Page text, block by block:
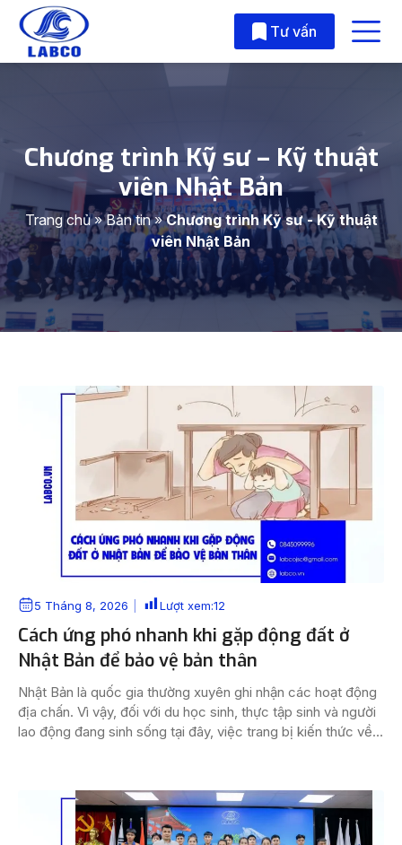
Skip to main content
Tư vấn
Chương trình Kỹ sư – Kỹ thuật
viên Nhật Bản
Trang chủ»Bản tin»Chương trình Kỹ sư - Kỹ thuật
viên Nhật Bản
5 Tháng 8, 2026 Lượt xem:12
Cách ứng phó nhanh khi gặp động đất ở
Nhật Bản để bảo vệ bản thân
Nhật Bản là quốc gia thường xuyên ghi nhận các hoạt động
địa chấn. Vì vậy, đối với du học sinh, thực tập sinh và người
lao động đang sinh sống tại đây, việc trang bị kiến thức về